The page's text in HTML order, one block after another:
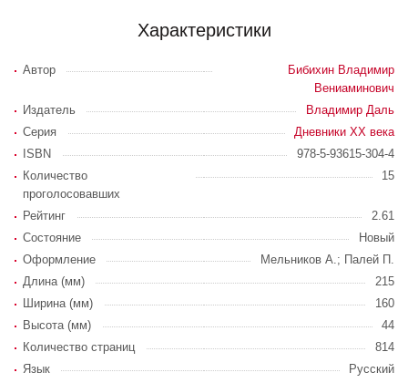
Характеристики
Автор
Бибихин Владимир
Вениаминович
Издатель
Владимир Даль
Серия
Дневники XX века
ISBN
978-5-93615-304-4
Количество
проголосовавших
15
Рейтинг
2.61
Состояние
Новый
Оформление
Мельников А.; Палей П.
Длина (мм)
215
Ширина (мм)
160
Высота (мм)
44
Количество страниц
814
Язык
Русский